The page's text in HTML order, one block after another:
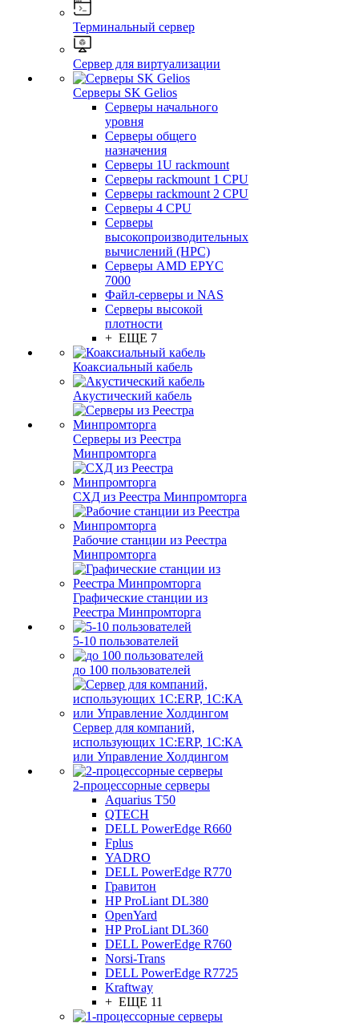
Терминальный сервер
Сервер для виртуализации
Серверы SK Gelios
Серверы начального
уровня
Серверы общего
назначения
Серверы 1U rackmount
Серверы rackmount 1 CPU
Серверы rackmount 2 CPU
Серверы 4 CPU
Серверы
высокопроизводительных
вычислений (HPC)
Серверы AMD EPYC
7000
Файл-серверы и NAS
Серверы высокой
плотности
+ ЕЩЕ 7
Коаксиальный кабель
Акустический кабель
Серверы из Реестра
Минпромторга
СХД из Реестра Минпромторга
Рабочие станции из Реестра
Минпромторга
Графические станции из
Реестра Минпромторга
5-10 пользователей
до 100 пользователей
Сервер для компаний,
использующих 1C:ERP, 1С:КА
или Управление Холдингом
2-процессорные серверы
Aquarius T50
QTECH
DELL PowerEdge R660
Fplus
YADRO
DELL PowerEdge R770
Гравитон
HP ProLiant DL380
OpenYard
HP ProLiant DL360
DELL PowerEdge R760
Norsi-Trans
DELL PowerEdge R7725
Kraftway
+ ЕЩЕ 11